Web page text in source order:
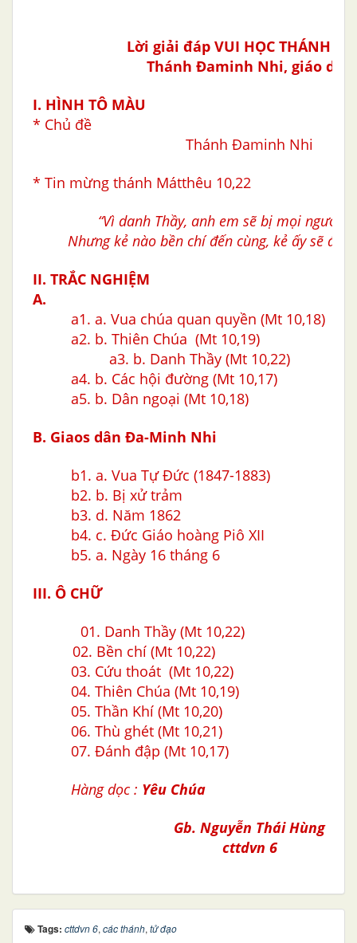
Lời giải đáp VUI HỌC THÁNH
Thánh Ðaminh Nhi, giáo dân
I. HÌNH TÔ MÀU
* Chủ đề
Thánh Ðaminh Nhi
* Tin mừng thánh Mátthêu 10,22
“Vì danh Thầy, anh em sẽ bị mọi người
Nhưng kẻ nào bền chí đến cùng, kẻ ấy sẽ
II. TRẮC NGHIỆM
A.
a1. a. Vua chúa quan quyền (Mt 10,18)
a2. b. Thiên Chúa (Mt 10,19)
a3. b. Danh Thầy (Mt 10,22)
a4. b. Các hội đường (Mt 10,17)
a5. b. Dân ngoại (Mt 10,18)
B. Giaos dân Ða-Minh Nhi
b1. a. Vua Tự Đức (1847-1883)
b2. b. Bị xử trảm
b3. d. Năm 1862
b4. c. Đức Giáo hoàng Piô XII
b5. a. Ngày 16 tháng 6
III. Ô CHỮ
01. Danh Thầy (Mt 10,22)
02. Bền chí (Mt 10,22)
03. Cứu thoát (Mt 10,22)
04. Thiên Chúa (Mt 10,19)
05. Thần Khí (Mt 10,20)
06. Thù ghét (Mt 10,21)
07. Đánh đập (Mt 10,17)
Hàng dọc : Yêu Chúa
Gb. Nguyễn Thái Hùng
cttdvn 6
Tags: cttdvn 6, các thánh, tử đạo